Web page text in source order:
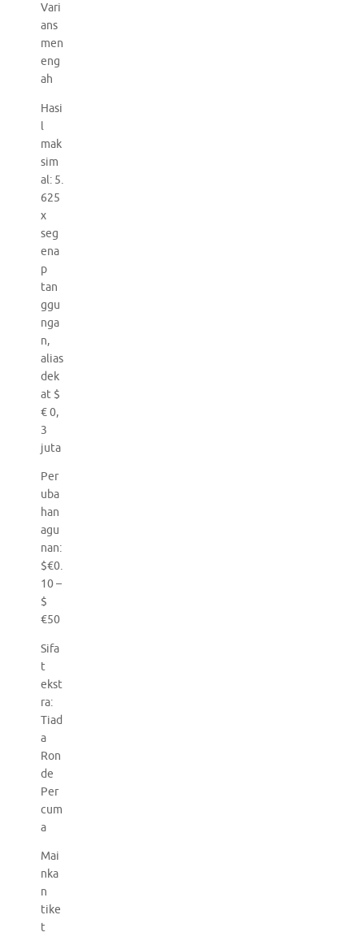
Vari
ans
men
eng
ah
Hasi
l
mak
sim
al: 5.
625
x
seg
ena
p
tan
ggu
nga
n,
alias
dek
at $
€ 0,
3
juta
Per
uba
han
agu
nan:
$€0.
10 –
$
€50
Sifa
t
ekst
ra:
Tiad
a
Ron
de
Per
cum
a
Mai
nka
n
tike
t